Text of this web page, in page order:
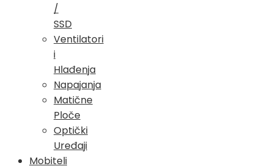
/
SSD
Ventilatori
i
Hlađenja
Napajanja
Matične
Ploče
Optički
Uređaji
Mobiteli